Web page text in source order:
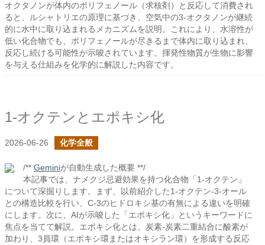
オクタノンが体内のポリフェノール（求核剤）と反応して消費され
ると、ルシャトリエの原理に基づき、空気中の3-オクタノンが継続
的に水中に取り込まれるメカニズムを説明。これにより、水溶性が
低い化合物でも、ポリフェノールが尽きるまで体内に取り込まれ、
反応し続ける可能性が示唆されています。揮発性物質が生物に影響
を与える仕組みを化学的に解説した内容です。
1-オクテンとエポキシ化
2026-06-26 化学全般
/** Geminiが自動生成した概要 **/
本記事では、ナメクジ忌避効果を持つ化合物「1-オクテン」
について深掘りします。まず、以前紹介した1-オクテン-3-オール
との構造比較を行い、C-3のヒドロキシ基の有無による違いを明確
にします。次に、AIが示唆した「エポキシ化」というキーワードに
焦点を当てて解説。エポキシ化とは、炭素-炭素二重結合に酸素が
加わり、3員環（エポキシ環またはオキシラン環）を形成する反応